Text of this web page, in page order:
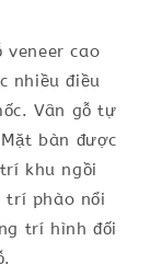
cao
nhiều điều
Vân gỗ tự
bàn được
khu ngồi
trí phào nổi
trí hình đối